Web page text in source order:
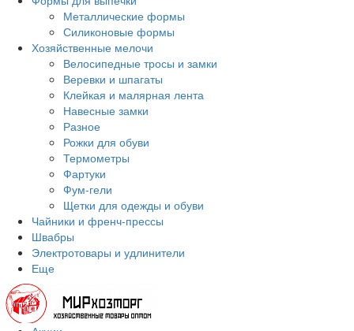
Металлические формы
Силиконовые формы
Хозяйственные мелочи
Велосипедные тросы и замки
Веревки и шпагаты
Клейкая и малярная лента
Навесные замки
Разное
Рожки для обуви
Термометры
Фартуки
Фум-гели
Щетки для одежды и обуви
Чайники и френч-прессы
Швабры
Электротовары и удлинители
Еще